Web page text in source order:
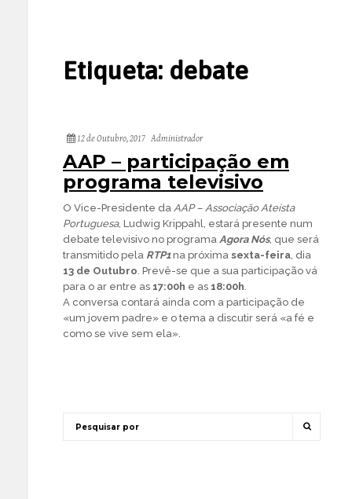
Etiqueta: debate
12 de Outubro, 2017 Administrador
AAP – participação em
programa televisivo
O Vice-Presidente da AAP – Associação Ateísta
Portuguesa, Ludwig Krippahl, estará presente num
debate televisivo no programa Agora Nós, que será
transmitido pela RTP1na próxima sexta-feira, dia
13 de Outubro. Prevê-se que a sua participação vá
para o ar entre as 17:00h e as 18:00h.
A conversa contará ainda com a participação de
«um jovem padre» e o tema a discutir será «a fé e
como se vive sem ela».